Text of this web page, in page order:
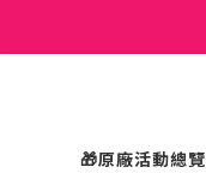
🎁原廠活動總覽